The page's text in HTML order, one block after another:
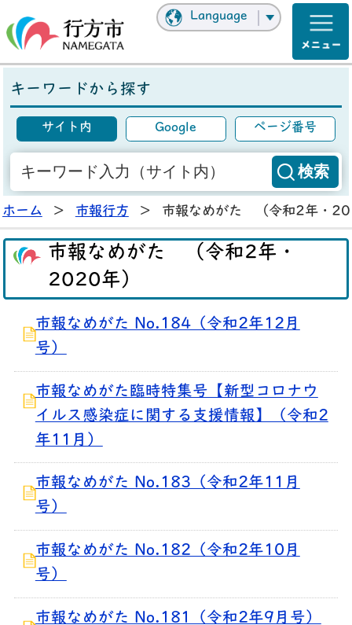
Language
キーワードから探す
サイト内 Google ページ番号
ホーム > 市報行方 > 市報なめがた （令和2年・
市報なめがた （令和2年・
2020年）
市報なめがた No.184（令和2年12月
号）
市報なめがた臨時特集号【新型コロナウ
イルス感染症に関する支援情報】（令和2
年11月）
市報なめがた No.183（令和2年11月
号）
市報なめがた No.182（令和2年10月
号）
市報なめがた No.181（令和2年9月号）